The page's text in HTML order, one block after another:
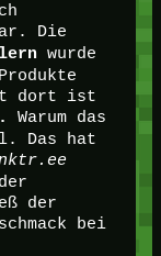
Die
wurde
dort ist
Warum das
Das hat
der
bei